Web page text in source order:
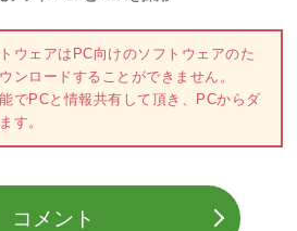
ウェアはPC向けのソフトウェアのた
ンロードすることができません。
でPCと情報共有して頂き、PCからダ
す。
コメント